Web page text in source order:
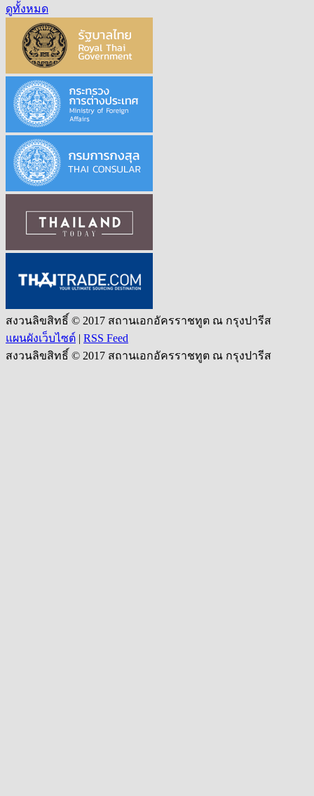
ดูทั้งหมด
สงวนลิขสิทธิ์ © 2017 สถานเอกอัครราชทูต ณ กรุงปารีส
แผนผังเว็บไซต์ | RSS Feed
สงวนลิขสิทธิ์ © 2017 สถานเอกอัครราชทูต ณ กรุงปารีส